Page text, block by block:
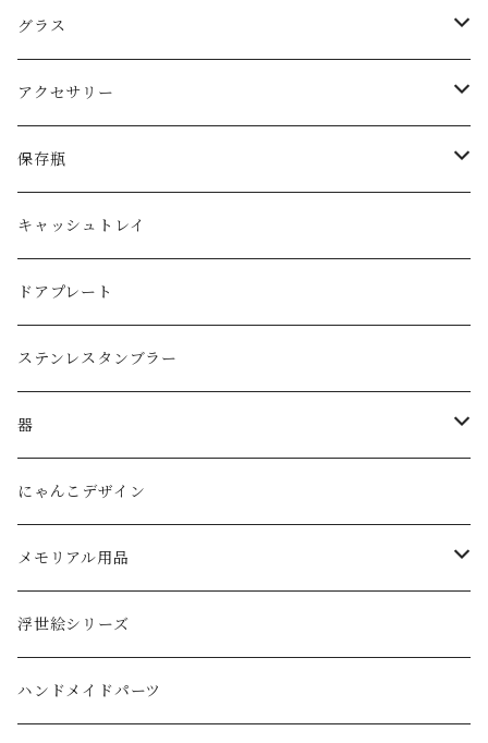
スパークリングワイン
ワイン
日本酒
グラス
ロックグラス・オールドグラス
フリーグラス
ジョッキグラス・ビアグラス
子供用グラス
タンブラー
ダブルウォールグラス
アクセサリー
ピアス
ネックレス
保存瓶
１リットル
３リットル
キャッシュトレイ
ドアプレート
ステンレスタンブラー
器
ボウル
にゃんこデザイン
メモリアル用品
ペットの墓石
浮世絵シリーズ
ハンドメイドパーツ